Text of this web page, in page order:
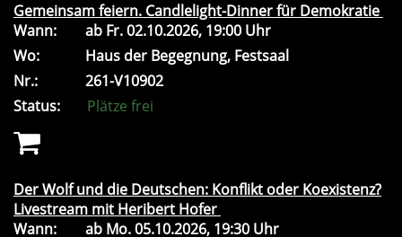
Gemeinsam feiern. Candlelight-Dinner für Demokratie
Wann:
ab Fr.02.10.2026, 19:00 Uhr
Wo:
Haus der Begegnung, Festsaal
Nr.:
261-V10902
Status:
Plätze frei
Der Wolf und die Deutschen: Konflikt oder Koexistenz?
Livestream mit Heribert Hofer
Wann:
ab Mo.05.10.2026, 19:30 Uhr